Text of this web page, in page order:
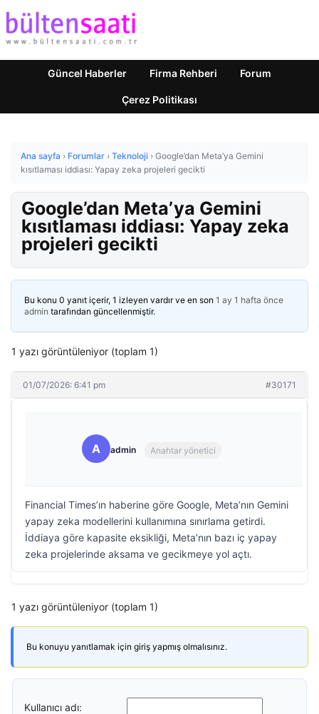
Güncel Haberler Firma Rehberi Forum
Çerez Politikası
Ana sayfa › Forumlar › Teknoloji › Google’dan Meta’ya Gemini
kısıtlaması iddiası: Yapay zeka projeleri gecikti
Google’dan Meta’ya Gemini
kısıtlaması iddiası: Yapay zeka
projeleri gecikti
Bu konu 0 yanıt içerir, 1 izleyen vardır ve en son 1 ay 1 hafta önce
admin tarafından güncellenmiştir.
1 yazı görüntüleniyor (toplam 1)
01/07/2026: 6:41 pm #30171
A admin Anahtar yönetici
Financial Times’ın haberine göre Google, Meta’nın Gemini
yapay zeka modellerini kullanımına sınırlama getirdi.
İddiaya göre kapasite eksikliği, Meta’nın bazı iç yapay
zeka projelerinde aksama ve gecikmeye yol açtı.
1 yazı görüntüleniyor (toplam 1)
Bu konuyu yanıtlamak için giriş yapmış olmalısınız.
Kullanıcı adı: